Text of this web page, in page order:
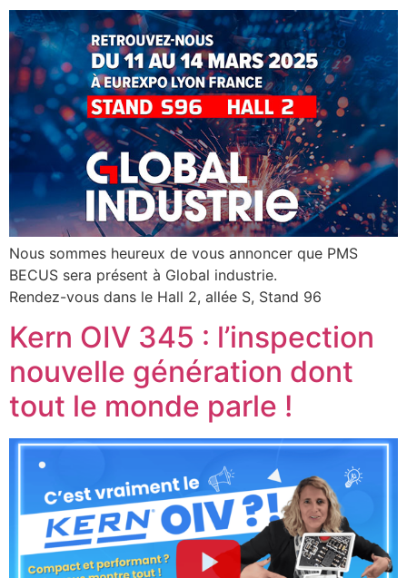
Nous sommes heureux de vous annoncer que PMS
BECUS sera présent à Global industrie.
Rendez-vous dans le Hall 2, allée S, Stand 96
Kern OIV 345 : l’inspection
nouvelle génération dont
tout le monde parle !